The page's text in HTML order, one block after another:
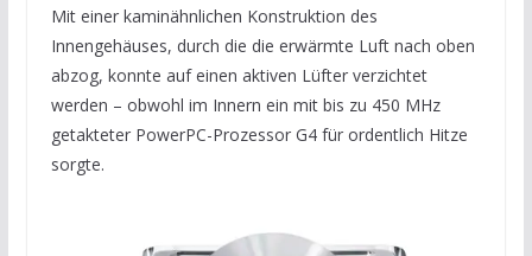
Mit einer kaminähnlichen Konstruktion des
Innengehäuses, durch die die erwärmte Luft nach oben
abzog, konnte auf einen aktiven Lüfter verzichtet
werden – obwohl im Innern ein mit bis zu 450 MHz
getakteter PowerPC-Prozessor G4 für ordentlich Hitze
sorgte.